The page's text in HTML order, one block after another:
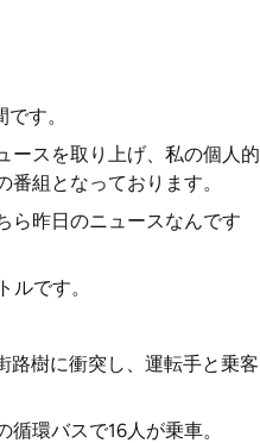
す。
ースを取り上げ、私の個人的
組となっております。
ら昨日のニュースなんです
ルです。
路樹に衝突し、運転手と乗客
環バスで16人が乗車。